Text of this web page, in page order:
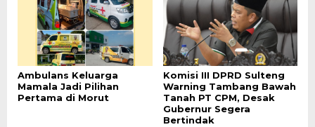
Ambulans Keluarga
Mamala Jadi Pilihan
Pertama di Morut
Komisi III DPRD Sulteng
Warning Tambang Bawah
Tanah PT CPM, Desak
Gubernur Segera
Bertindak